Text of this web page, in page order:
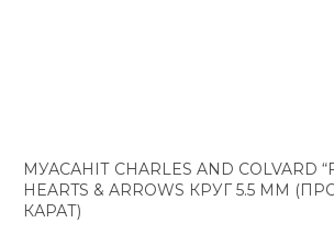
МУАСАНІТ CHARLES AND COLVARD
HEARTS & ARROWS КРУГ 5.5 ММ
КАРАТ)